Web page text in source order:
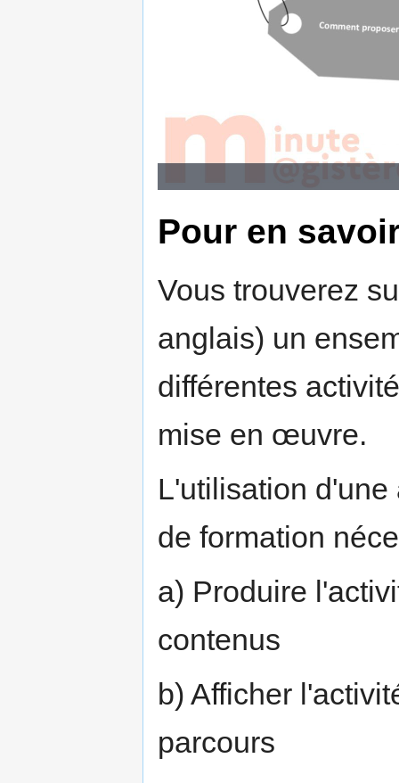
Pour en
Vous trouverez
anglais) un
différentes
mise en œuvre.
L'utilisation
de formation
a) Produire
contenus
b) Afficher
parcours